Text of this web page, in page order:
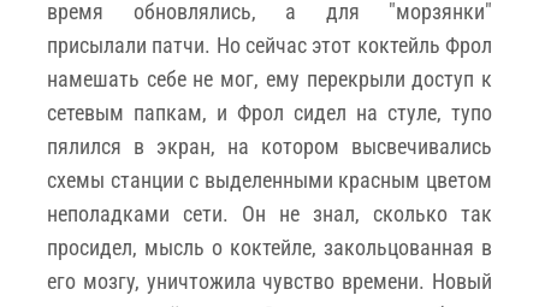
время обновлялись, а для "морзянки"
присылали патчи. Но сейчас этот коктейль Фрол
намешать себе не мог, ему перекрыли доступ к
сетевым папкам, и Фрол сидел на стуле, тупо
пялился в экран, на котором высвечивались
схемы станции с выделенными красным цветом
неполадками сети. Он не знал, сколько так
просидел, мысль о коктейле, закольцованная в
его мозгу, уничтожила чувство времени. Новый